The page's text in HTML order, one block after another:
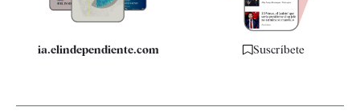
ia.elindependiente.com Suscríbete